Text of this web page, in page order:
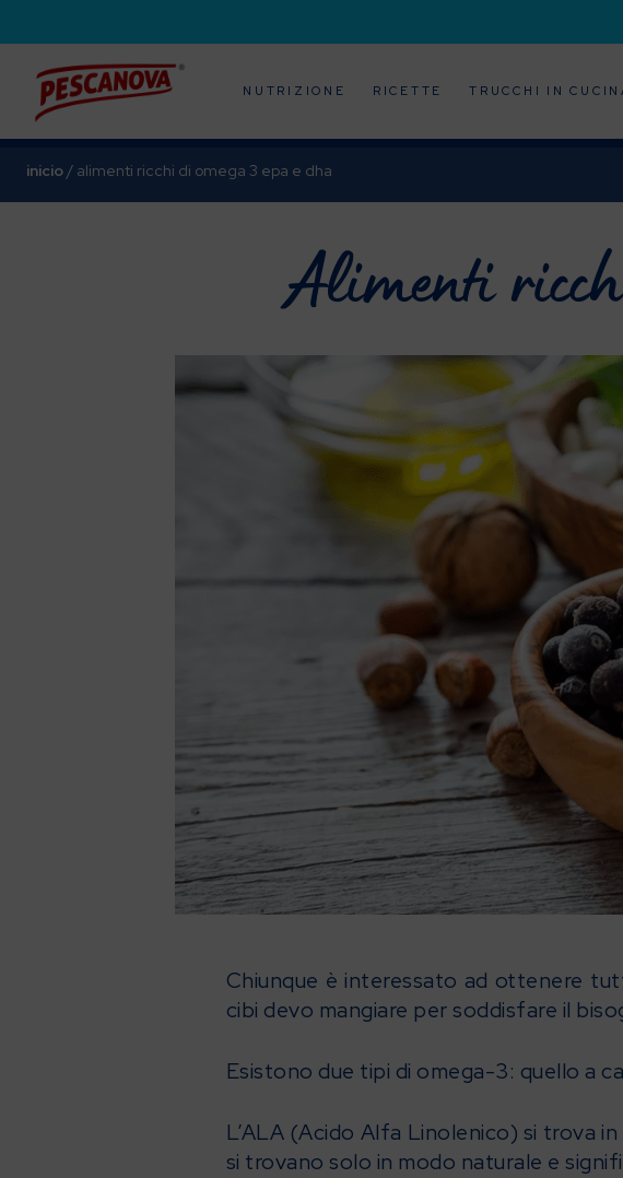
NUTRIZIONE RICETTE TRUCCHI IN
inicio / alimenti ricchi di omega 3 epa e dha
Alimenti
Chiunque è interessato ad ottenere
cibi devo mangiare per soddisfare il
Esistono due tipi di omega-3: quello a
L’ALA (Acido Alfa Linolenico) si trova
si trovano solo in modo naturale e